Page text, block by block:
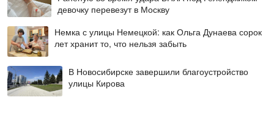
девочку перевезут в Москву
Немка с улицы Немецкой: как Ольга Дунаева сорок
лет хранит то, что нельзя забыть
В Новосибирске завершили благоустройство
улицы Кирова